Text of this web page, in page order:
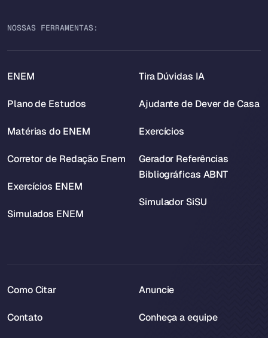
NOSSAS FERRAMENTAS:
ENEM
Plano de Estudos
Matérias do ENEM
Corretor de Redação Enem
Exercícios ENEM
Simulados ENEM
Tira Dúvidas IA
Ajudante de Dever de Casa
Exercícios
Gerador Referências
Bibliográficas ABNT
Simulador SiSU
Como Citar
Contato
Anuncie
Conheça a equipe